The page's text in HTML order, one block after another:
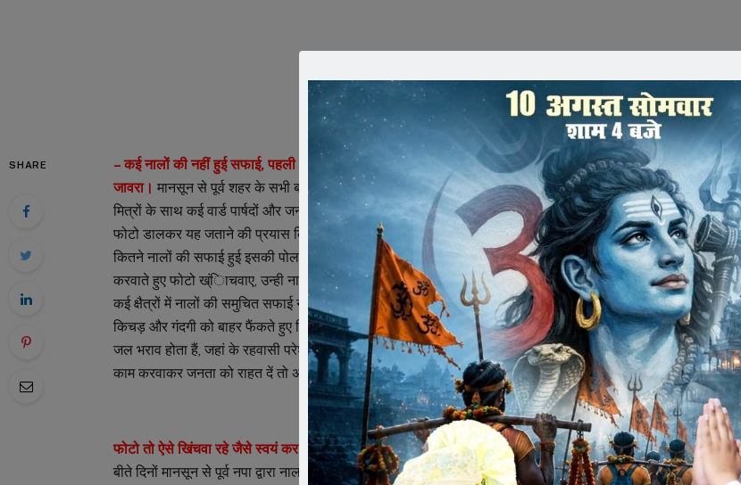
SHARE
– कई नालों की नहीं हुई सफाई, पहली ही बारिश ने खोली पोल, सफाई नहीं होने से गंदा पानी उगल रहे नाले
जावरा। मानसून से पूर्व शहर के सभी बड़े नालों की सफाई का दावा नगर पालिका ने किया। नालों की सफाई करते नपा के सफाई
मित्रों के साथ कई वार्ड पार्षदों और जनप्रतिनिधियों ने फोटो खिंचवाई, फोटो को सोशल मीडिया पर डालकर खुब नेतागिरी चमकाई,
फोटो डालकर यह जताने की प्रयास किया कि वे कितने जनता के हितेषी हैं और कितना काम वे करते हैं, लेकिन वास्तविकता में
कितने नालों की सफाई हुई इसकी पोल पहली ही बारिश ने खोलकर रख दी। जिन नालों के नवीन निर्माण और बारिश पूर्व सफाई
करवाते हुए फोटो ख्ंिाचवाए, उन्ही नालों से गंदा पानी सडकों पर बह निकला, जिससे नपा के दावों की हवा निकल गई। शहर के
कई क्षैत्रों में नालों की समुचित सफाई नहीं होने से कई गली मोहल्लों में जल भराव की स्थिति निर्मित हो गई। कई नाले उनमे जमा
किचड़ और गंदगी को बाहर फैंकते हुए दिखाई दिए। यदि फोटो खिचाने के बजाय शहर के जिन ईलाकों में नालों की समस्या के चलते
जल भराव होता हैं, जहां के रहवासी परेशान होते हैं, उन स्थानों पर जाकर भले ही अपनी परिषद के खिलाफ जाना पड़े तो जाए और
काम करवाकर जनता को राहत दें तो असल जनप्रतिनिधि कहलाएंगे।
फोटो तो ऐसे खिंचवा रहे जैसे स्वयं कर रहे हो सफाई –
बीते दिनों मानसून से पूर्व नपा द्वारा नालों की सफाई का काम किया गया। नपा के समस्त वार्डो के सफाई कर्मचारियों ने नालों में